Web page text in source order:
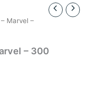
Marvel –
– 300